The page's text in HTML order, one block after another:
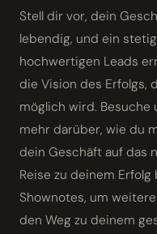
Stell dir vor, dein
lebendig, und ein
hochwertigen Leads
die Vision des Erfolgs,
möglich wird. Besuche
mehr darüber, wie du
dein Geschäft auf das
Reise zu deinem
Shownotes, um
den Weg zu deinem